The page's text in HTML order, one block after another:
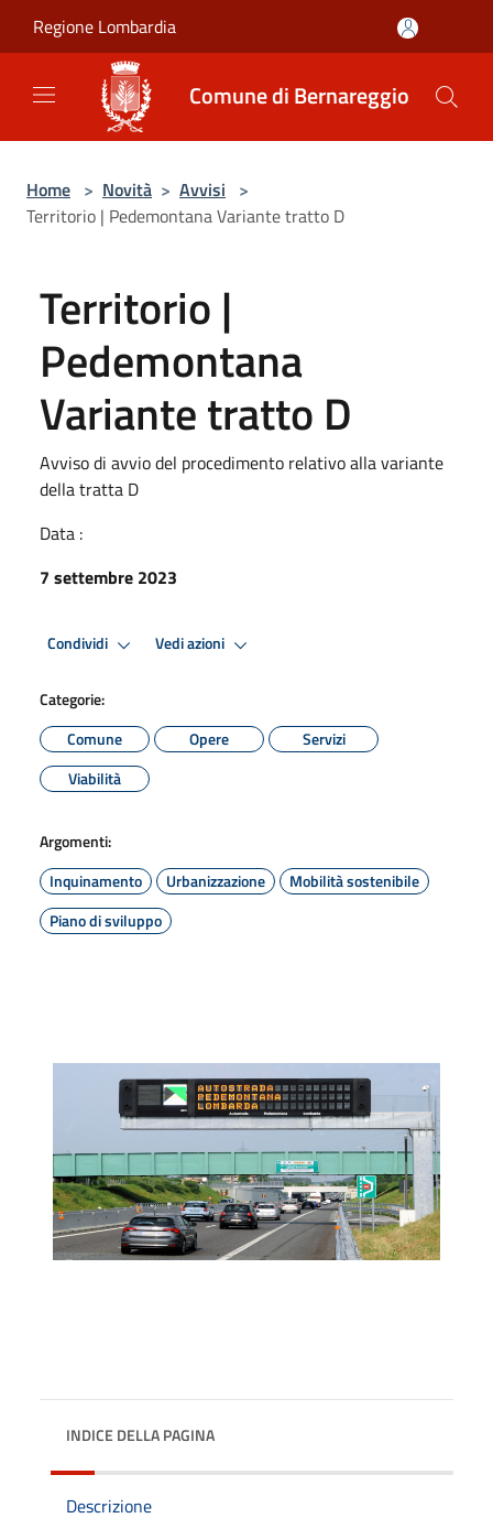
Regione Lombardia
Comune di Bernareggio
Home > Novità > Avvisi >
Territorio | Pedemontana Variante tratto D
Territorio |
Pedemontana
Variante tratto D
Avviso di avvio del procedimento relativo alla variante
della tratta D
Data :
7 settembre 2023
Condividi Vedi azioni
Categorie:
Comune
Opere
Servizi
Viabilità
Argomenti:
Inquinamento
Urbanizzazione
Mobilità sostenibile
Piano di sviluppo
INDICE DELLA PAGINA
Descrizione